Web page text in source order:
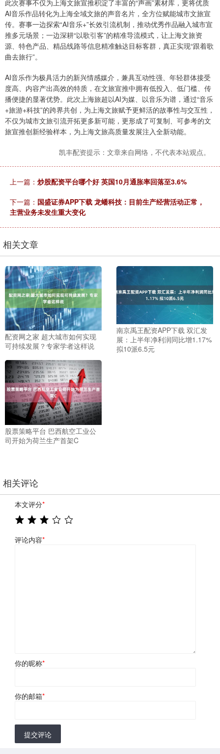
此次赛事不仅为上海文旅宣推积淀了丰富的“声画”素材库，更将优质
AI音乐作品转化为上海全域文旅的声音名片，全方位赋能城市文旅宣
传。赛事一边探索“AI音乐+”长效引流机制，推动优秀作品融入城市宣
推多元场景；一边深耕“以歌引客”的精准导流模式，让上海文旅资
源、特色产品、精品线路等信息精准触达目标客群，真正实现“跟着歌
曲去旅行”。
AI音乐作为极具活力的新兴情感媒介，兼具互动性强、年轻群体接受
度高、内容产出高效的特质，在文旅宣推中拥有低投入、低门槛、传
播便捷的显著优势。此次上海旅超以AI为媒、以音乐为谱，通过“音乐
+旅游+科技”的跨界共创，为上海文旅赋予更鲜活的故事性与交互性，
不仅为城市文旅引流开拓更多新可能，更形成了可复制、可参考的文
旅宣推创新经验样本，为上海文旅高质量发展注入全新动能。
凯丰配资提示：文章来自网络，不代表本站观点。
上一篇： 炒股配资平台哪个好 英国10月通胀率回落至3.6%
下一篇： 国盛证券APP下载 龙蟠科技：目前生产经营活动正常，
主营业务未发生重大变化
相关文章
配资网之家 超大城市如何实现
可持续发展？专家学者这样说
南京禹王配资APP下载 双汇发
展：上半年净利润同比增1.17%
拟10派6.5元
股票策略平台 巴西航空工业公
司开始为荷兰生产首架C
相关评论
本文评分*
评论内容*
你的昵称*
你的邮箱*
提交评论